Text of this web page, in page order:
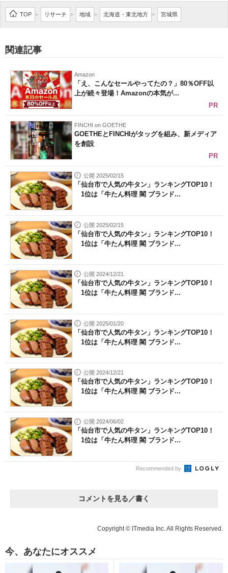
IT製品の技術・比較・事例
製造業のIT導入・活用を支援
モノづくり技術者専門サイト
エレクトロニクス専門サイト
電子設計の基本と応用
エネルギーの専門メディア
建設×テクノロジーの最前線
ちょっと気になるネットの話題
TOP > リサーチ > 地域 > 北海道・東北地方 > 宮城県
関連記事
Amazon
「え、こんなセールやってたの？」80％OFF以
上が続々登場！Amazonの本気が...
PR
FINCHI on GOETHE
GOETHEとFINCHIがタッグを組み、新メディア
を創設
PR
公開 2025/02/15
「仙台市で人気の牛タン」ランキングTOP10！
1位は「牛たん料理 閣 ブランド...
公開 2025/02/15
「仙台市で人気の牛タン」ランキングTOP10！
1位は「牛たん料理 閣 ブランド...
公開 2024/12/21
「仙台市で人気の牛タン」ランキングTOP10！
1位は「牛たん料理 閣 ブランド...
公開 2025/01/20
「仙台市で人気の牛タン」ランキングTOP10！
1位は「牛たん料理 閣 ブランド...
公開 2024/12/21
「仙台市で人気の牛タン」ランキングTOP10！
1位は「牛たん料理 閣 ブランド...
公開 2024/06/02
「仙台市で人気の牛タン」ランキングTOP10！
1位は「牛たん料理 閣 ブランド...
Recommended by
コメントを見る／書く
Copyright © ITmedia Inc. All Rights Reserved.
今、あなたにオススメ